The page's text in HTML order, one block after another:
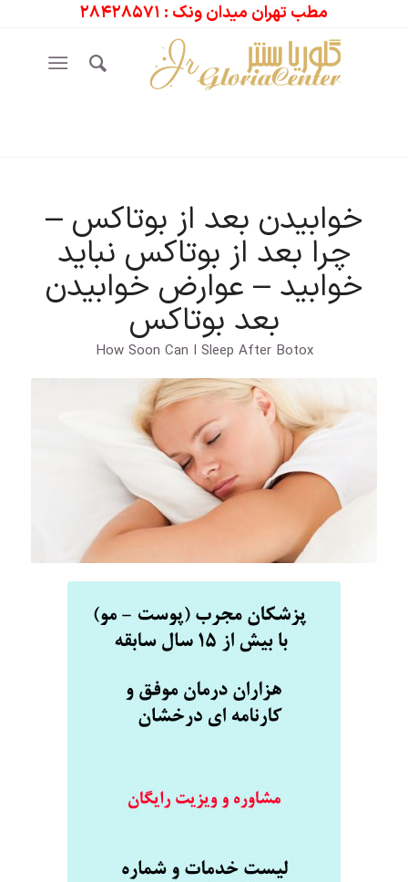
مطب تهران میدان ونک : ۲۸۴۲۸۵۷۱
خوابیدن بعد از بوتاکس –
چرا بعد از بوتاکس نباید
خوابید – عوارض خوابیدن
بعد بوتاکس
How Soon Can I Sleep After Botox